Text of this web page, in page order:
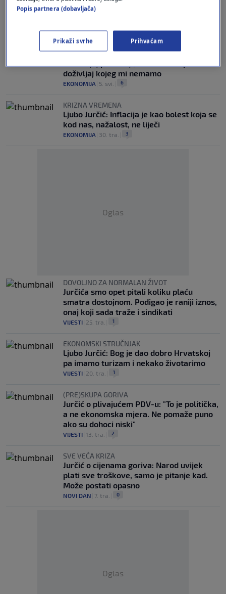
doživljaj kojeg mi nemamo
EKONOMSKI STRUČNJAK
Ljubo Jurčić: Naš smještaj ne odgovara
doživljaj kojeg mi nemamo
EKONOMIJA 5. svi. 6
KRIZNA VREMENA
Ljubo Jurčić: Inflacija je kao bolest koja se
kod nas, nažalost, ne liječi
EKONOMIJA 30. tra. 3
Oglas
DOVOLJNO ZA NORMALAN ŽIVOT
Jurčića smo opet pitali koliku plaću
smatra dostojnom. Podigao je raniji iznos,
onaj koji sada traže i sindikati
VIJESTI 25. tra. 1
EKONOMSKI STRUČNJAK
Ljubo Jurčić: Bog je dao dobro Hrvatskoj
pa imamo turizam i nekako životarimo
VIJESTI 20. tra. 1
(PRE)SKUPA GORIVA
Jurčić o plivajućem PDV-u: "To je politička,
a ne ekonomska mjera. Ne pomaže puno
ako su dohoci niski"
VIJESTI 13. tra. 2
SVE VEĆA KRIZA
Jurčić o cijenama goriva: Narod uvijek
plati sve troškove, samo je pitanje kad.
Može postati opasno
NOVI DAN 7. tra. 0
Oglas
Popis partnera (dobavljača)
Prikaži svrhe Prihvaćam